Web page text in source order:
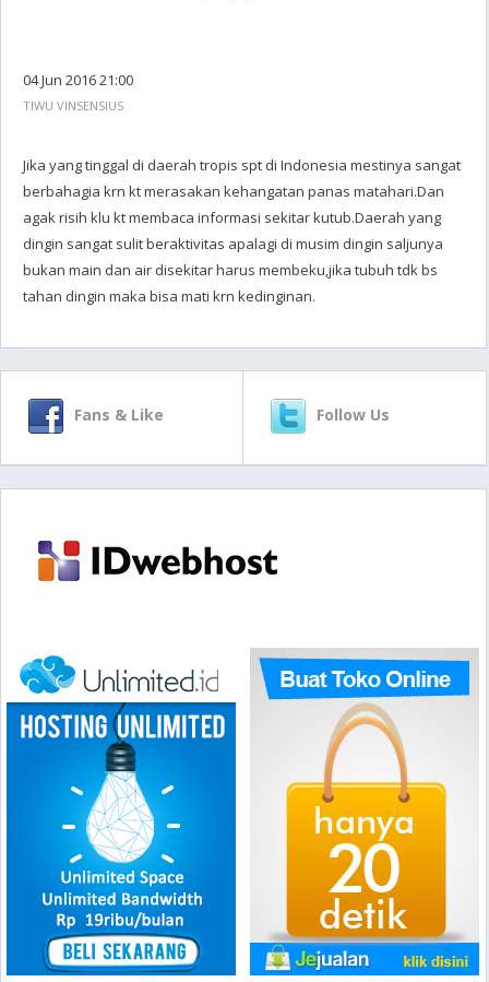
04 Jun 2016 21:00
TIWU VINSENSIUS
Jika yang tinggal di daerah tropis spt di Indonesia mestinya sangat
berbahagia krn kt merasakan kehangatan panas matahari.Dan
agak risih klu kt membaca informasi sekitar kutub.Daerah yang
dingin sangat sulit beraktivitas apalagi di musim dingin saljunya
bukan main dan air disekitar harus membeku,jika tubuh tdk bs
tahan dingin maka bisa mati krn kedinginan.
Fans & Like Follow Us